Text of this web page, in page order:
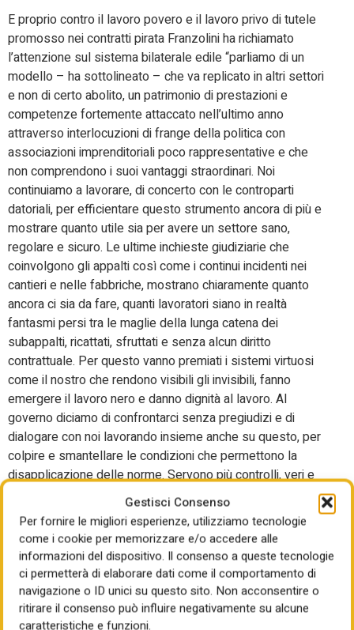
Gestisci Consenso
Per fornire le migliori esperienze, utilizziamo tecnologie
come i cookie per memorizzare e/o accedere alle
informazioni del dispositivo. Il consenso a queste tecnologie
ci permetterà di elaborare dati come il comportamento di
navigazione o ID unici su questo sito. Non acconsentire o
ritirare il consenso può influire negativamente su alcune
caratteristiche e funzioni.
E proprio contro il lavoro povero e il lavoro privo di tutele
promosso nei contratti pirata Franzolini ha richiamato
l’attenzione sul sistema bilaterale edile “parliamo di un
modello – ha sottolineato – che va replicato in altri settori
e non di certo abolito, un patrimonio di prestazioni e
competenze fortemente attaccato nell’ultimo anno
attraverso interlocuzioni di frange della politica con
associazioni imprenditoriali poco rappresentative e che
non comprendono i suoi vantaggi straordinari. Noi
continuiamo a lavorare, di concerto con le controparti
datoriali, per efficientare questo strumento ancora di più e
mostrare quanto utile sia per avere un settore sano,
regolare e sicuro. Le ultime inchieste giudiziarie che
coinvolgono gli appalti così come i continui incidenti nei
cantieri e nelle fabbriche, mostrano chiaramente quanto
ancora ci sia da fare, quanti lavoratori siano in realtà
fantasmi persi tra le maglie della lunga catena dei
subappalti, ricattati, sfruttati e senza alcun diritto
contrattuale. Per questo vanno premiati i sistemi virtuosi
come il nostro che rendono visibili gli invisibili, fanno
emergere il lavoro nero e danno dignità al lavoro. Al
governo diciamo di confrontarci senza pregiudizi e di
dialogare con noi lavorando insieme anche su questo, per
colpire e smantellare le condizioni che permettono la
disapplicazione delle norme. Servono più controlli, veri e
non prestabiliti, una seria qualificazione delle imprese,
formazione continua e di qualità, una strutturazione del
settore che favorisca anche l’’innovazione tecnologica che
tanto può fare anche per la salute e la sicurezza.” Ultimo
punto affrontato dal neosegretario è l’impegno sulla
crescita organizzativa “il lavoro portato avanti in questi anni
da chi mi ha preceduto è stato straordinario, la nostra